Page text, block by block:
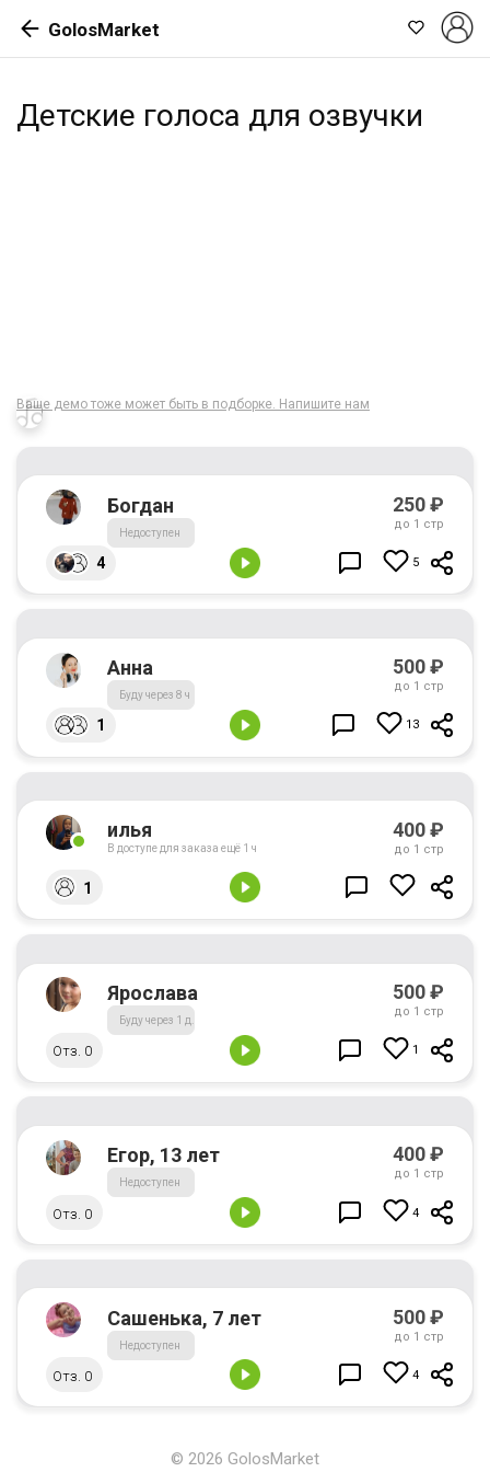
GolosMarket
Детские голоса для озвучки
Ваше демо тоже может быть в подборке. Напишите нам
Богдан
Недоступен
250₽
до 1 стр
4 5
Анна
Буду через 8 ч
500₽
до 1 стр
1 13
илья
В доступе для заказа ещё 1 ч
400₽
до 1 стр
1
Ярослава
Буду через 1 д.
500₽
до 1 стр
Отз. 0 1
Егор, 13 лет
Недоступен
400₽
до 1 стр
Отз. 0 4
Сашенька, 7 лет
Недоступен
500₽
до 1 стр
Отз. 0 4
© 2026 GolosMarket